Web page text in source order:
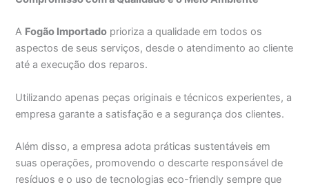
A Fogão Importado prioriza a qualidade em todos os
aspectos de seus serviços, desde o atendimento ao cliente
até a execução dos reparos.
Utilizando apenas peças originais e técnicos experientes, a
empresa garante a satisfação e a segurança dos clientes.
Além disso, a empresa adota práticas sustentáveis em
suas operações, promovendo o descarte responsável de
resíduos e o uso de tecnologias eco-friendly sempre que